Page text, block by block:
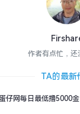
作者有点忙，还
TA的最新